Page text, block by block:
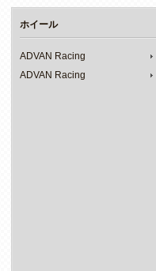
ホイール
ADVAN Racing
ADVAN Racing